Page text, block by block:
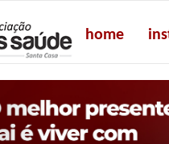
home